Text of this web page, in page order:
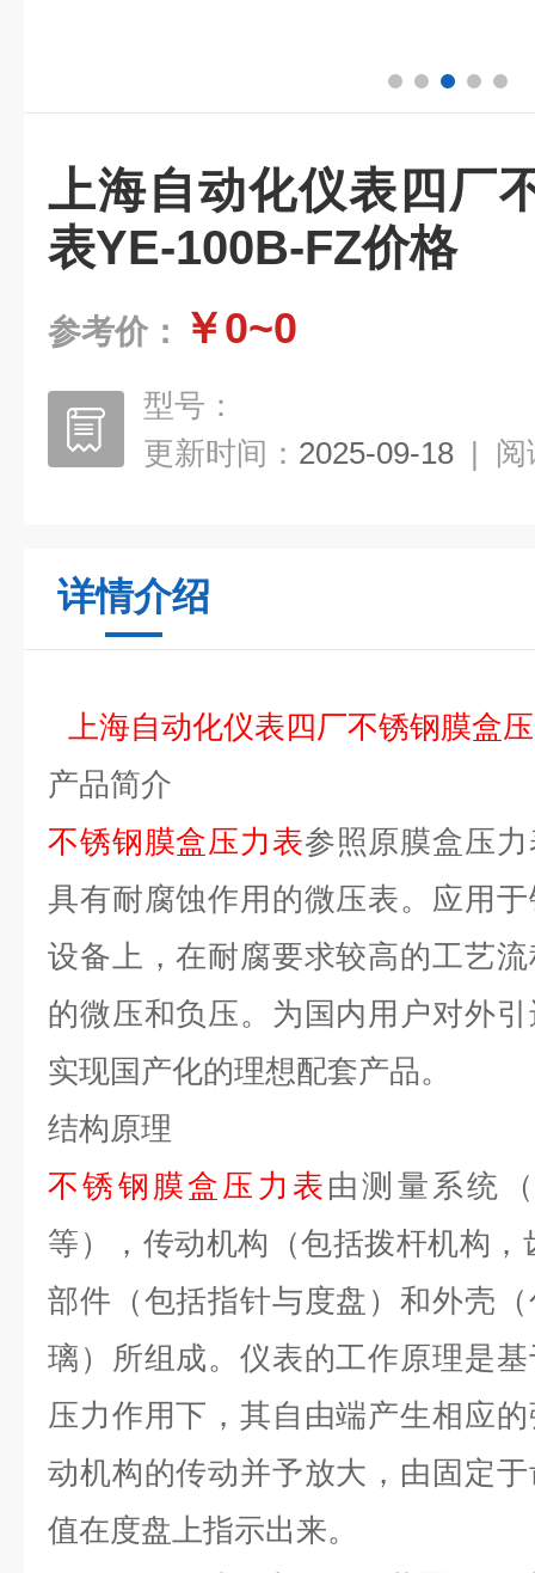
上海自动化仪表四厂
表YE-100B-FZ价格
参考价： ￥0~0
型号：
更新时间： 2025-09-18 | 阅
详情介绍
上海自动化仪表四厂不锈钢膜盒
产品简介
不锈钢膜盒压力表参照原膜盒压
具有耐腐蚀作用的微压表。应用
设备上，在耐腐要求较高的工艺
的微压和负压。为国内用户对外
实现国产化的理想配套产品。
结构原理
不锈钢膜盒压力表 由测量系统
等），传动机构（包括拨杆机构
部件（包括指针与度盘）和外壳
璃）所组成。仪表的工作原理是
压力作用下，其自由端产生相应
动机构的传动并予放大，由固定
值在度盘上指示出来。